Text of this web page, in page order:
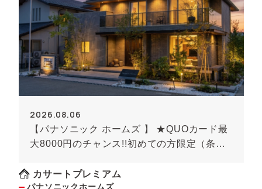
2026.08.06
【パナソニック ホームズ 】 ★QUOカード最
大8000円のチャンス!!初めての方限定（条件
カサートプレミアム
パナソニックホームズ